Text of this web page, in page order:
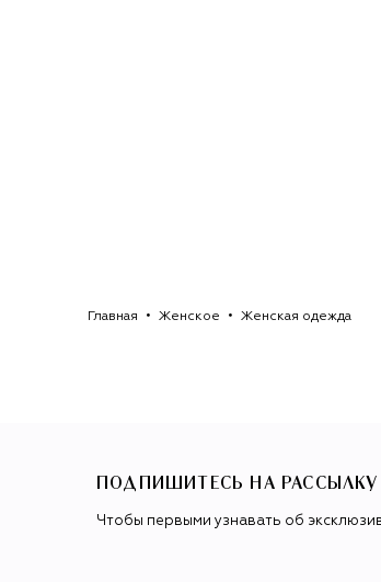
Главная Женское Женская одежда
ПОДПИШИТЕСЬ НА РАССЫЛКУ
Чтобы первыми узнавать об